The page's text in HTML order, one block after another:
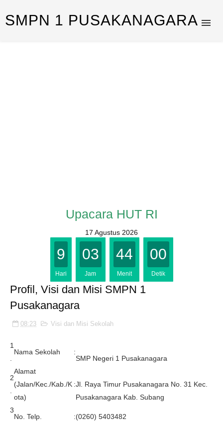
SMPN 1 PUSAKANAGARA
Upacara HUT RI
17 Agustus 2026
9
Hari
03
Jam
43
Menit
59
Detik
Profil, Visi dan Misi SMPN 1
Pusakanagara
08:23 Visi dan Misi Sekolah
1
Nama Sekolah
:
SMP Negeri 1 Pusakanagara
2
Alamat
(Jalan/Kec./Kab./K
ota)
:Jl. Raya Timur Pusakanagara No. 31 Kec.
Pusakanagara Kab. Subang
3
No. Telp. :(0260) 5403482